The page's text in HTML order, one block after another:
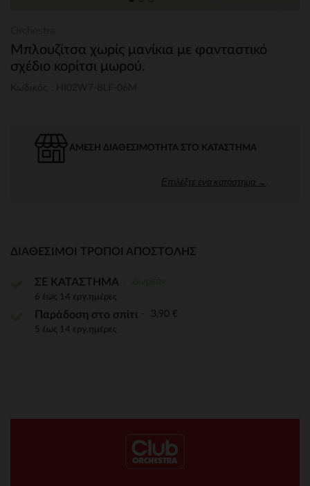
Μπλουζίτσα χωρίς μανίκια με φανταστικό
σχέδιο κορίτσι μωρού.
ΆΜΕΣΗ ΔΙΑΘΕΣΙΜΌΤΗΤΑ ΣΤΟ ΚΑΤΆΣΤΗΜΑ
Επιλέξτε ένα κατάστημα →
ΔΙΑΘΈΣΙΜΟΙ ΤΡΌΠΟΙ ΑΠΟΣΤΟΛΉΣ
ΣΕ ΚΑΤΑΣΤΗΜΑ
6 έως 14 εργ.ημέρες
Παράδοση στο σπίτι 3,90 €
5 έως 14 εργ.ημέρες